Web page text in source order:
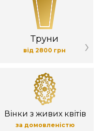
Труни
від 2800 грн
Вінки з живих квітів
за домовленістю